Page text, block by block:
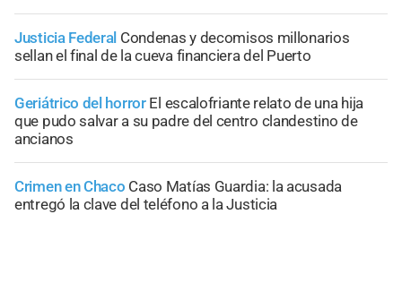
Justicia Federal Condenas y decomisos millonarios
sellan el final de la cueva financiera del Puerto
Geriátrico del horror El escalofriante relato de una hija
que pudo salvar a su padre del centro clandestino de
ancianos
Crimen en Chaco Caso Matías Guardia: la acusada
entregó la clave del teléfono a la Justicia